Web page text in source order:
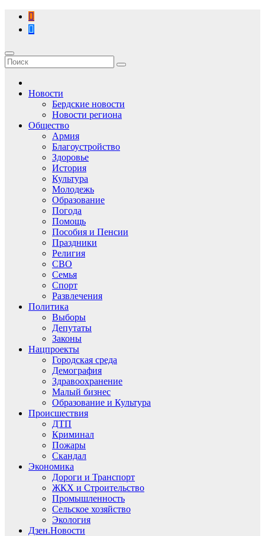
Перейти
содержимому
Новости
Бердские новости
Новости региона
Общество
Армия
Благоустройство
Здоровье
История
Культура
Молодежь
Образование
Погода
Помощь
Пособия и Пенсии
Праздники
Религия
СВО
Семья
Спорт
Развлечения
Политика
Выборы
Депутаты
Законы
Нацпроекты
Городская среда
Демография
Здравоохранение
Малый бизнес
Образование и Культура
Происшествия
ДТП
Криминал
Пожары
Скандал
Экономика
Дороги и Транспорт
ЖКХ и Строительство
Промышленность
Сельское хозяйство
Экология
Дзен.Новости